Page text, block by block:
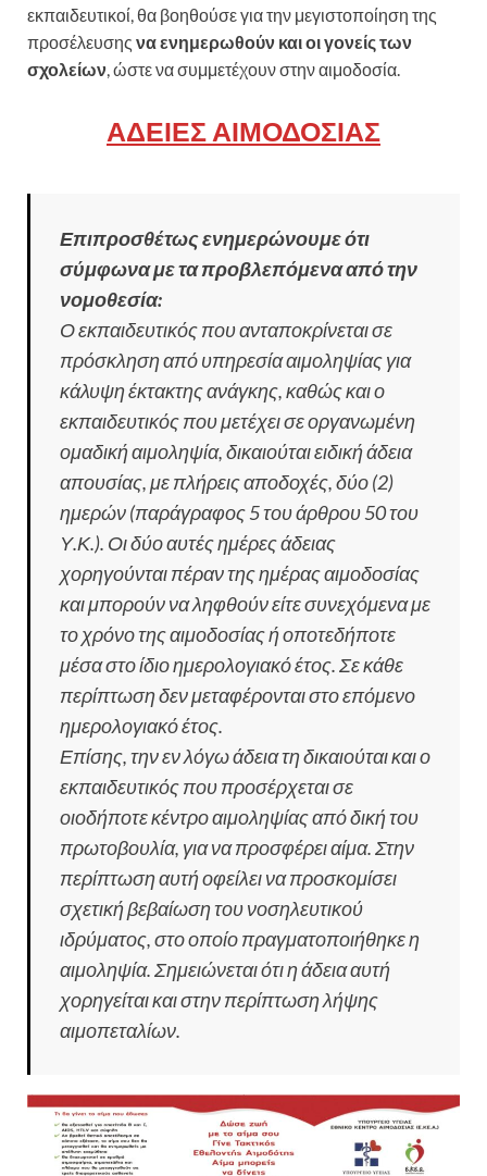
εκπαιδευτικοί, θα βοηθούσε για την μεγιστοποίηση της
προσέλευσης να ενημερωθούν και οι γονείς των
σχολείων, ώστε να συμμετέχουν στην αιμοδοσία.
ΑΔΕΙΕΣ ΑΙΜΟΔΟΣΙΑΣ
Επιπροσθέτως ενημερώνουμε ότι
σύμφωνα με τα προβλεπόμενα από την
νομοθεσία:
Ο εκπαιδευτικός που ανταποκρίνεται σε
πρόσκληση από υπηρεσία αιμοληψίας για
κάλυψη έκτακτης ανάγκης, καθώς και ο
εκπαιδευτικός που μετέχει σε οργανωμένη
ομαδική αιμοληψία, δικαιούται ειδική άδεια
απουσίας, με πλήρεις αποδοχές, δύο (2)
ημερών (παράγραφος 5 του άρθρου 50 του
Υ.Κ.). Οι δύο αυτές ημέρες άδειας
χορηγούνται πέραν της ημέρας αιμοδοσίας
και μπορούν να ληφθούν είτε συνεχόμενα με
το χρόνο της αιμοδοσίας ή οποτεδήποτε
μέσα στο ίδιο ημερολογιακό έτος. Σε κάθε
περίπτωση δεν μεταφέρονται στο επόμενο
ημερολογιακό έτος.
Επίσης, την εν λόγω άδεια τη δικαιούται και ο
εκπαιδευτικός που προσέρχεται σε
οιοδήποτε κέντρο αιμοληψίας από δική του
πρωτοβουλία, για να προσφέρει αίμα. Στην
περίπτωση αυτή οφείλει να προσκομίσει
σχετική βεβαίωση του νοσηλευτικού
ιδρύματος, στο οποίο πραγματοποιήθηκε η
αιμοληψία. Σημειώνεται ότι η άδεια αυτή
χορηγείται και στην περίπτωση λήψης
αιμοπεταλίων.